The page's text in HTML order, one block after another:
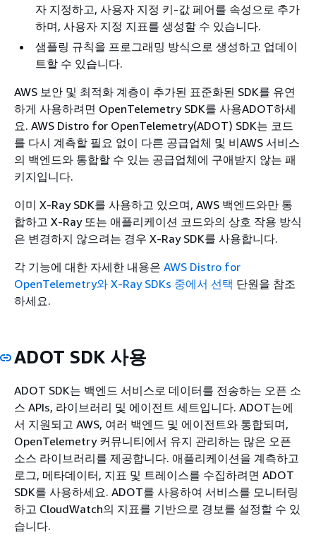
자 지정하고, 사용자 지정 키-값 페어를 속성으로 추가
하며, 사용자 지정 지표를 생성할 수 있습니다.
샘플링 규칙을 프로그래밍 방식으로 생성하고 업데이
트할 수 있습니다.
AWS 보안 및 최적화 계층이 추가된 표준화된 SDK를 유연
하게 사용하려면 OpenTelemetry SDK를 사용ADOT하세
요. AWS Distro for OpenTelemetry(ADOT) SDK는 코드
를 다시 계측할 필요 없이 다른 공급업체 및 비AWS 서비스
의 백엔드와 통합할 수 있는 공급업체에 구애받지 않는 패
키지입니다.
이미 X-Ray SDK를 사용하고 있으며, AWS 백엔드와만 통
합하고 X-Ray 또는 애플리케이션 코드와의 상호 작용 방식
은 변경하지 않으려는 경우 X-Ray SDK를 사용합니다.
각 기능에 대한 자세한 내용은 AWS Distro for
OpenTelemetry와 X-Ray SDKs 중에서 선택 단원을 참조
하세요.
ADOT SDK 사용
ADOT SDK는 백엔드 서비스로 데이터를 전송하는 오픈 소
스 APIs, 라이브러리 및 에이전트 세트입니다. ADOT는에
서 지원되고 AWS, 여러 백엔드 및 에이전트와 통합되며,
OpenTelemetry 커뮤니티에서 유지 관리하는 많은 오픈
소스 라이브러리를 제공합니다. 애플리케이션을 계측하고
로그, 메타데이터, 지표 및 트레이스를 수집하려면 ADOT
SDK를 사용하세요. ADOT를 사용하여 서비스를 모니터링
하고 CloudWatch의 지표를 기반으로 경보를 설정할 수 있
습니다.